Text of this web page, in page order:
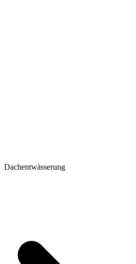
Dachentwässerung